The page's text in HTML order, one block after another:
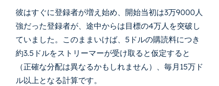
彼はすぐに登録者が増え始め、開始当初は3万9000人
強だった登録者が、途中からは目標の4万人を突破し
ていました。このままいけば、5ドルの購読料につき
約3.5ドルをストリーマーが受け取ると仮定すると
（正確な分配は異なるかもしれません）、毎月15万ド
ル以上となる計算です。